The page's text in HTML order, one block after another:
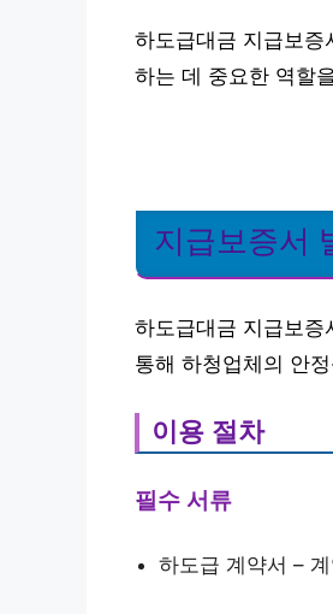
하도급대금 지급보
하는 데 중요한 역할
지급보증서
하도급대금 지급보증
통해 하청업체의 안
이용 절차
필수 서류
하도급 계약서 –